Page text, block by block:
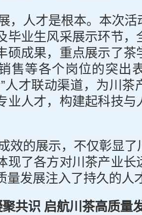
，人才是根本。本次
毕业生风采展示环节，
硕成果，重点展示了茶
售等各个岗位的突出
才联动渠道，为川茶
业人才，构建起科技与
效的展示，不仅彰显
现了各方对川茶产业长
量发展注入了持久的人
聚共识 启航川茶高质量